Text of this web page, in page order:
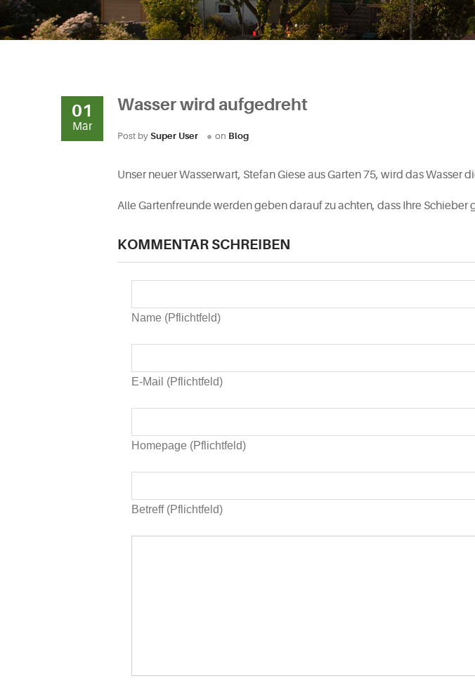
01
Mär
Wasser wird aufgedreht
Post by Super User on Blog
Unser neuer Wasserwart, Stefan Giese aus Garten 75, wird das
Alle Gartenfreunde werden geben darauf zu achten, dass Ihre Schieber
KOMMENTAR SCHREIBEN
Name (Pflichtfeld)
E-Mail (Pflichtfeld)
Homepage (Pflichtfeld)
Betreff (Pflichtfeld)